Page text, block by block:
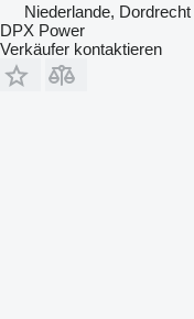
Niederlande, Dordrecht
DPX Power
Verkäufer kontaktieren